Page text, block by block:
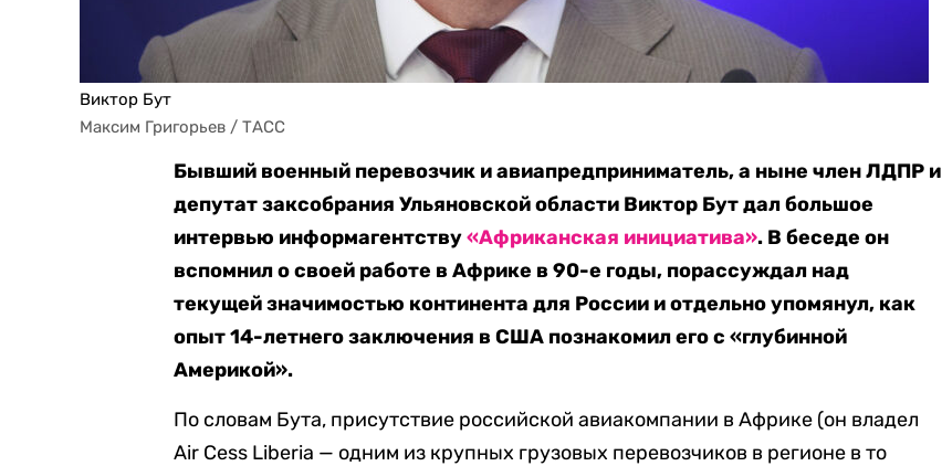
Виктор Бут
Максим Григорьев / ТАСС
Бывший военный перевозчик и авиапредприниматель, а ныне член ЛДПР и
депутат заксобрания Ульяновской области Виктор Бут дал большое
интервью информагентству«Африканская инициатива». В беседе он
вспомнил о своей работе в Африке в 90-е годы, порассуждал над
текущей значимостью континента для России и отдельно упомянул, как
опыт 14-летнего заключения в США познакомил его с «глубинной
Америкой».
По словам Бута, присутствие российской авиакомпании в Африке (он владел
Air Cess Liberia — одним из крупных грузовых перевозчиков в регионе в то